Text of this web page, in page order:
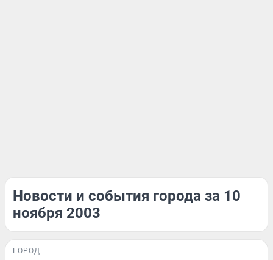
Новости и события города за 10
ноября 2003
ГОРОД